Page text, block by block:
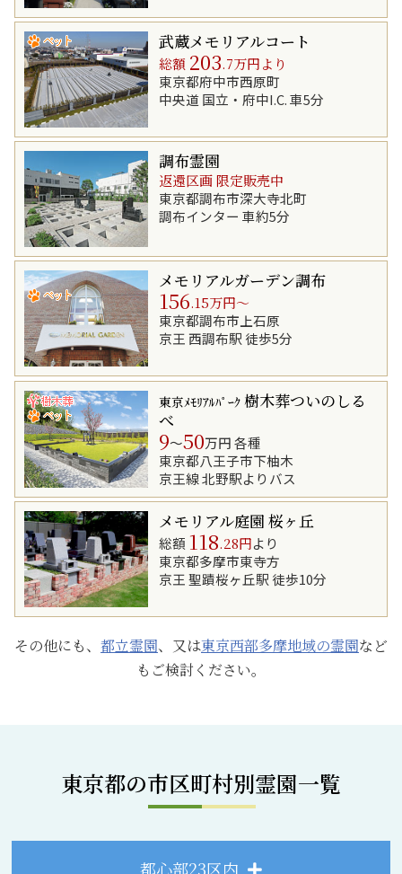
武蔵メモリアルコート
総額 203.7万円より
東京都府中市西原町
中央道 国立・府中I.C. 車5分
調布霊園
返還区画 限定販売中
東京都調布市深大寺北町
調布インター 車約5分
メモリアルガーデン調布
156.15万円～
東京都調布市上石原
京王 西調布駅 徒歩5分
東京ﾒﾓﾘｱﾙﾊﾟｰｸ樹木葬ついのしる
べ
9～50万円 各種
東京都八王子市下柚木
京王線 北野駅よりバス
メモリアル庭園 桜ヶ丘
総額 118.28円より
東京都多摩市東寺方
京王 聖蹟桜ヶ丘駅 徒歩10分
その他にも、 都立霊園、又は東京西部多摩地域の霊園など
もご検討ください。
東京都の市区町村別霊園一覧
都心部23区内